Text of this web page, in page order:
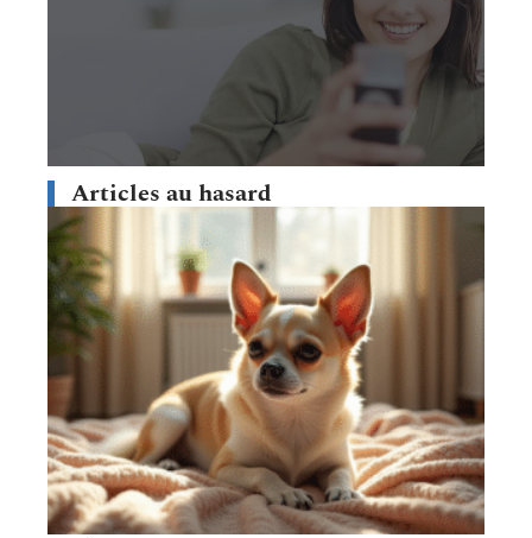
Articles au hasard